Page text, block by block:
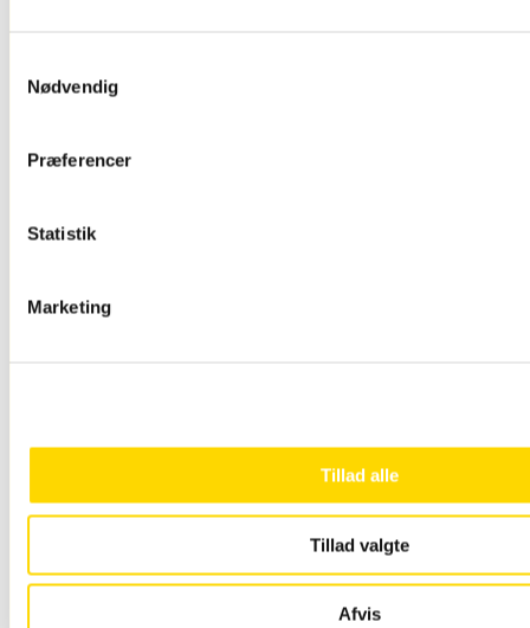
Nødvendig
Præferencer
Statistik
Marketing
Tillad alle
Tillad valgte
Afvis
Glasskabe